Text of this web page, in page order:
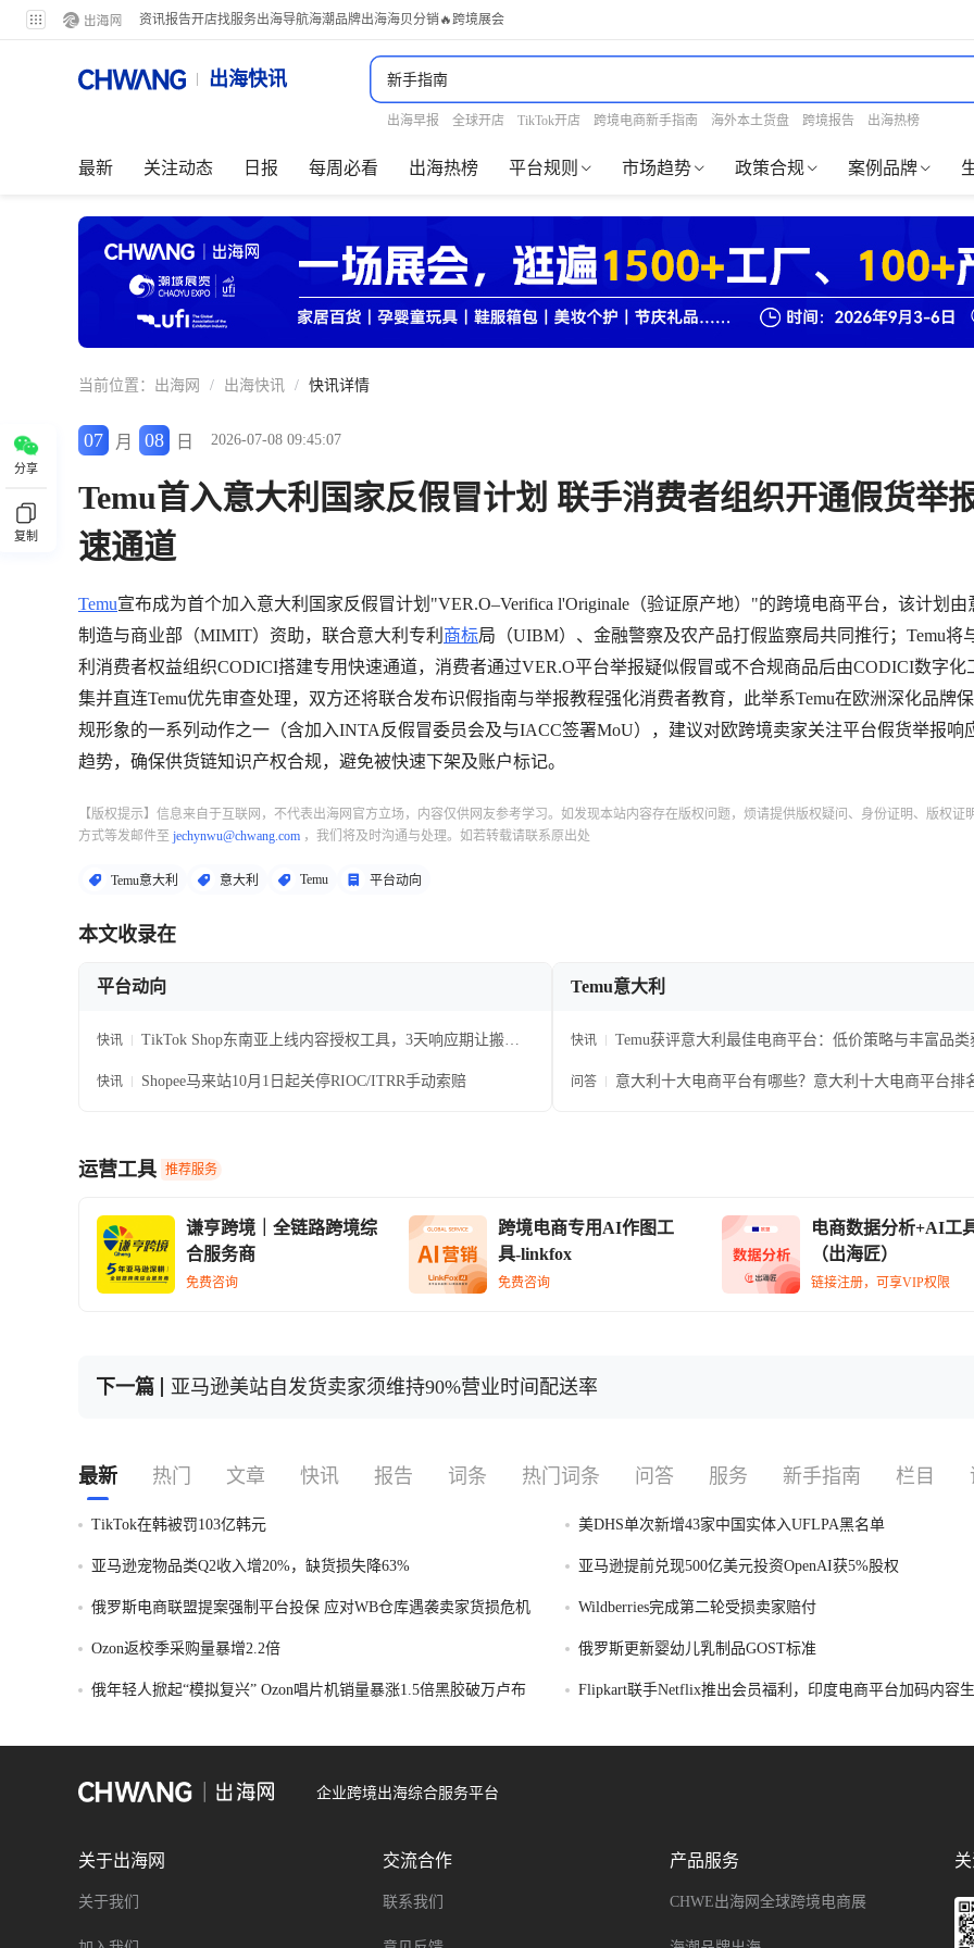
资讯报告开店找服务出海导航海潮品牌出海海贝分销 🔥跨境展会
出海快讯
出海早报 全球开店 TikTok开店 跨境电商新手指南 海外本土货盘 跨境报告 出海热榜
最新 关注动态 日报 每周必看 出海热榜 平台规则 市场趋势 政策合规 案例品牌
当前位置： 出海网 / 出海快讯 / 快讯详情
分享
复制
07 月 08 日 2026-07-08 09:45:07
Temu首入意大利国家反假冒计划 联手消费者组织开通假货举
速通道
Temu宣布成为首个加入意大利国家反假冒计划"VER.O–Verifica l'Originale（验证原产地）"的跨境电商平台，该计划由
制造与商业部（MIMIT）资助，联合意大利专利 商标局（UIBM）、金融警察及农产品打假监察局共同推行；Temu将
利消费者权益组织CODICI搭建专用快速通道，消费者通过VER.O平台举报疑似假冒或不合规商品后由CODICI数字化
集并直连Temu优先审查处理，双方还将联合发布识假指南与举报教程强化消费者教育，此举系Temu在欧洲深化品牌
规形象的一系列动作之一（含加入INTA反假冒委员会及与IACC签署MoU），建议对欧跨境卖家关注平台假货举报响
趋势，确保供货链知识产权合规，避免被快速下架及账户标记。
【版权提示】信息来自于互联网，不代表出海网官方立场，内容仅供网友参考学习。如发现本站内容存在版权问题，烦请提供版权疑问、身份证明、版权证
方式等发邮件至 jechynwu@chwang.com ，我们将及时沟通与处理。如若转载请联系原出处
Temu意大利 意大利 Temu 平台动向
本文收录在
平台动向
快讯
TikTok Shop东南亚上线内容授权工具，3天响应期让搬运
快讯 Shopee马来站10月1日起关停RIOC/ITRR手动索赔
Temu意大利
快讯
Temu获评意大利最佳电商平台：低价策略与丰富品类
问答 意大利十大电商平台有哪些？意大利十大电商平台排
运营工具 推荐服务
谦亨跨境｜全链路跨境综
合服务商
免费咨询
跨境电商专用AI作图工
具-linkfox
免费咨询
电商数据分析+AI工
（出海匠）
链接注册，可享VIP权限
下一篇 亚马逊美站自发货卖家须维持90%营业时间配送率
最新 热门 文章 快讯 报告 词条 热门词条 问答 服务 新手指南 栏目
TikTok在韩被罚103亿韩元 美DHS单次新增43家中国实体入UFLPA黑名单
亚马逊宠物品类Q2收入增20%，缺货损失降63% 亚马逊提前兑现500亿美元投资OpenAI获5%股权
俄罗斯电商联盟提案强制平台投保 应对WB仓库遇袭卖家货损危机 Wildberries完成第二轮受损卖家赔付
Ozon返校季采购量暴增2.2倍 俄罗斯更新婴幼儿乳制品GOST标准
俄年轻人掀起“模拟复兴” Ozon唱片机销量暴涨1.5倍黑胶破万卢布 Flipkart联手Netflix推出会员福利，印度电商平台加码内容
企业跨境出海综合服务平台
关于出海网
关于我们
交流合作
联系我们
产品服务
CHWE出海网全球跨境电商展
关